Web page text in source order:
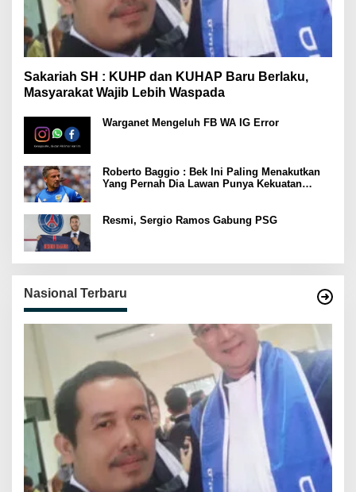
Sakariah SH : KUHP dan KUHAP Baru Berlaku,
Masyarakat Wajib Lebih Waspada
Warganet Mengeluh FB WA IG Error
Roberto Baggio : Bek Ini Paling Menakutkan
Yang Pernah Dia Lawan Punya Kekuatan
Resmi, Sergio Ramos Gabung PSG
Nasional Terbaru